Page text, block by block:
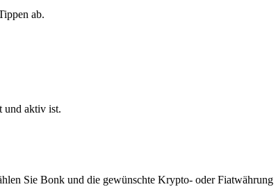
ab.
und aktiv ist.
Sie Bonk und die gewünschte Krypto- oder Fiatwährung